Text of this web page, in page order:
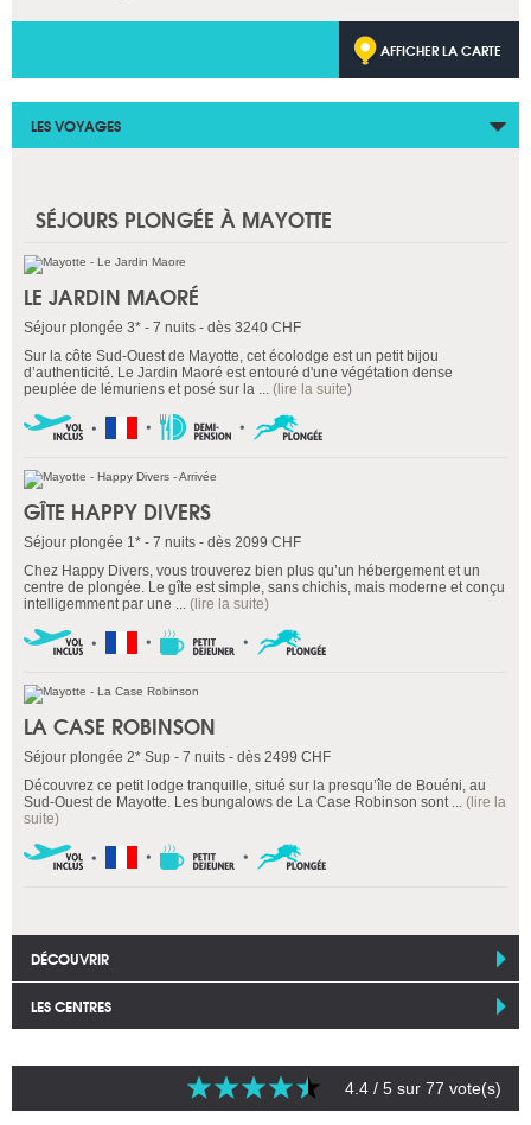
AFFICHER LA CARTE
LES VOYAGES
SÉJOURS PLONGÉE À MAYOTTE
LE JARDIN MAORÉ
Séjour plongée 3* - 7 nuits - dès 3240 CHF
Sur la côte Sud-Ouest de Mayotte, cet écolodge est un petit bijou
d’authenticité. Le Jardin Maoré est entouré d'une végétation dense
peuplée de lémuriens et posé sur la ... (lire la suite)
GÎTE HAPPY DIVERS
Séjour plongée 1* - 7 nuits - dès 2099 CHF
Chez Happy Divers, vous trouverez bien plus qu’un hébergement et un
centre de plongée. Le gîte est simple, sans chichis, mais moderne et conçu
intelligemment par une ... (lire la suite)
LA CASE ROBINSON
Séjour plongée 2* Sup - 7 nuits - dès 2499 CHF
Découvrez ce petit lodge tranquille, situé sur la presqu’île de Bouéni, au
Sud-Ouest de Mayotte. Les bungalows de La Case Robinson sont ... (lire la
suite)
DÉCOUVRIR
LES CENTRES
4.4 / 5 sur 77 vote(s)